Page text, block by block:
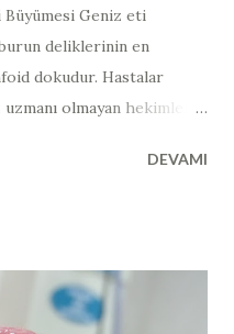
Geniz eti
deliklerinin en
dokudur. Hastalar
olmayan hekimler
görülebilir. Yan
geniz eti ameliyatı da
eti ameliyatı
DEVAMI